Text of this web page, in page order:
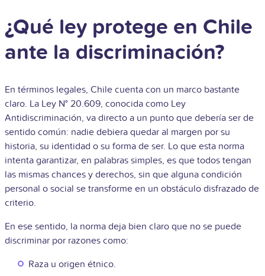
¿Qué ley protege en Chile
ante la discriminación?
En términos legales, Chile cuenta con un marco bastante
claro. La Ley N° 20.609, conocida como Ley
Antidiscriminación, va directo a un punto que debería ser de
sentido común: nadie debiera quedar al margen por su
historia, su identidad o su forma de ser. Lo que esta norma
intenta garantizar, en palabras simples, es que todos tengan
las mismas chances y derechos, sin que alguna condición
personal o social se transforme en un obstáculo disfrazado de
criterio.
En ese sentido, la norma deja bien claro que no se puede
discriminar por razones como:
Raza u origen étnico.